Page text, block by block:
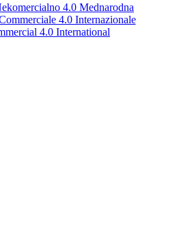
4.0 Mednarodna
4.0 Internazionale
4.0 International